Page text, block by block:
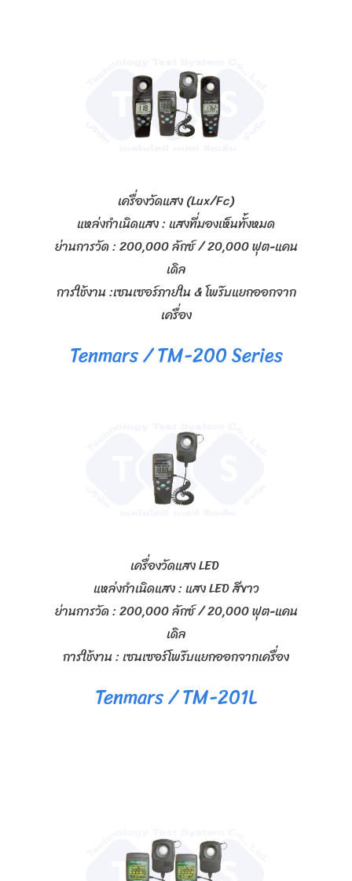
เครื่องวัดแสง (Lux/Fc)
แหล่งกำเนิดแสง : แสงที่มองเห็นทั้งหมด
ย่านการวัด : 200,000 ลักซ์ / 20,000 ฟุต-แคน
เดิล
การใช้งาน :เซนเซอร์ภายใน & โพร๊บแยกออกจาก
เครื่อง
Tenmars / TM-200 Series
เครื่องวัดแสง LED
แหล่งกำเนิดแสง : แสง LED สีขาว
ย่านการวัด : 200,000 ลักซ์ / 20,000 ฟุต-แคน
เดิล
การใช้งาน : เซนเซอร์โพร๊บแยกออกจากเครื่อง
Tenmars / TM-201L